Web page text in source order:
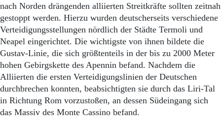
nach Norden drängenden alliierten Streitkräfte sollten zeitnah
gestoppt werden. Hierzu wurden deutscherseits verschiedene
Verteidigungsstellungen nördlich der Städte Termoli und
Neapel eingerichtet. Die wichtigste von ihnen bildete die
Gustav-Linie, die sich größtenteils in der bis zu 2000 Meter
hohen Gebirgskette des Apennin befand. Nachdem die
Alliierten die ersten Verteidigungslinien der Deutschen
durchbrechen konnten, beabsichtigten sie durch das Liri-Tal
in Richtung Rom vorzustoßen, an dessen Südeingang sich
das Massiv des Monte Cassino befand.